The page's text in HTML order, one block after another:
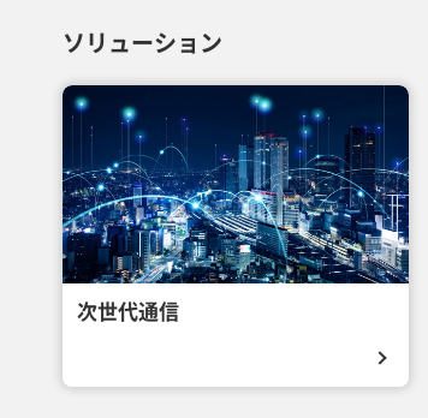
ソリューション
次世代通信